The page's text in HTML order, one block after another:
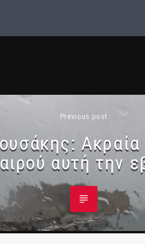
Previous post
Ακραία
αυτή την